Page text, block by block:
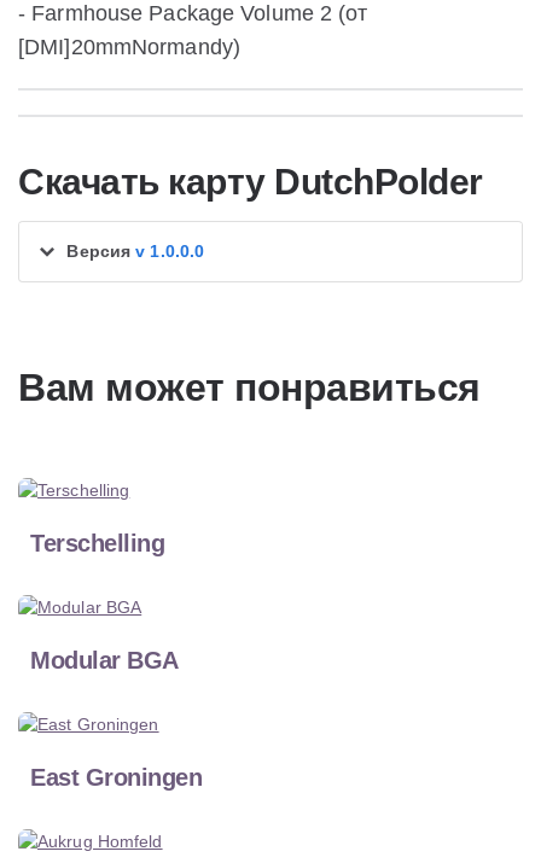
- Farmhouse Package Volume 2 (от
[DMI]20mmNormandy)
Скачать карту DutchPolder
Версияv 1.0.0.0
Вам может понравиться
Terschelling
Modular BGA
East Groningen